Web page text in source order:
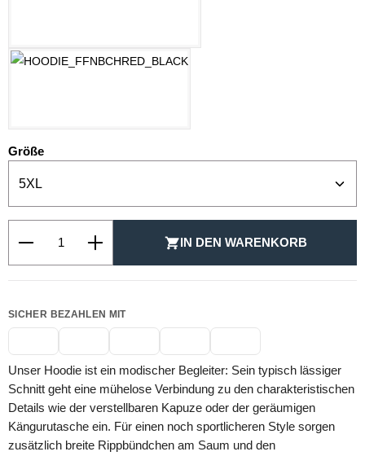
Größeauswählen
IN DEN WARENKORB
SICHER BEZAHLEN MIT
Unser Hoodie ist ein modischer Begleiter: Sein typisch lässiger
Schnitt geht eine mühelose Verbindung zu den charakteristischen
Details wie der verstellbaren Kapuze oder der geräumigen
Kängurutasche ein. Für einen noch sportlicheren Style sorgen
zusätzlich breite Rippbündchen am Saum und den